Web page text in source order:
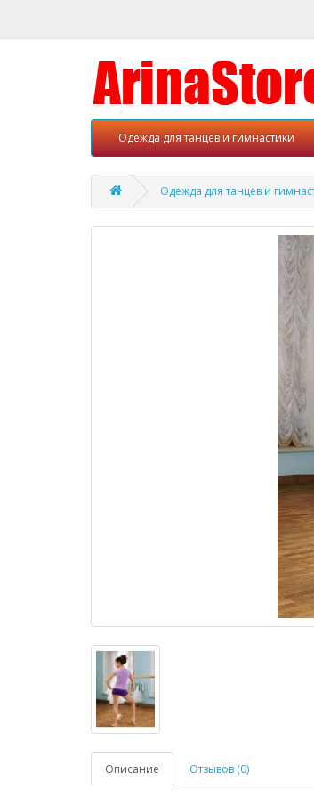
Одежда для танцев и гимнастики
Одежда для танцев и
Описание Отзывов (0)